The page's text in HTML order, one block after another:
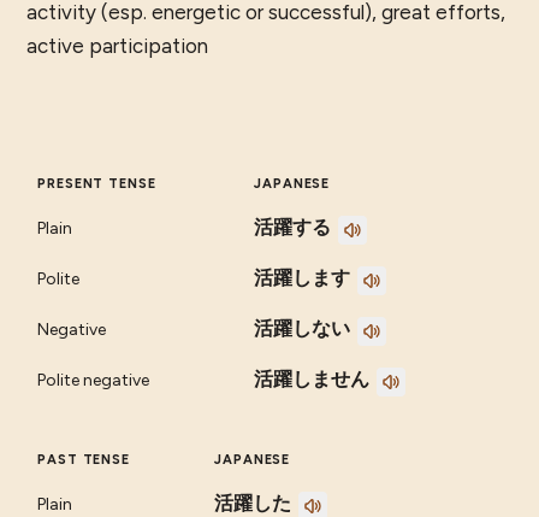
activity (esp. energetic or successful), great efforts,
active participation
PRESENT TENSE JAPANESE
Plain 活躍する
Polite 活躍します
Negative 活躍しない
Polite negative 活躍しません
PAST TENSE JAPANESE
Plain 活躍した